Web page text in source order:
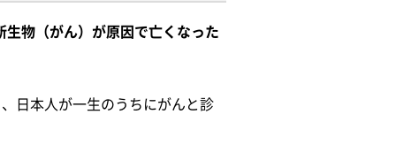
物（がん）が原因で亡くなった
日本人が一生のうちにがんと診